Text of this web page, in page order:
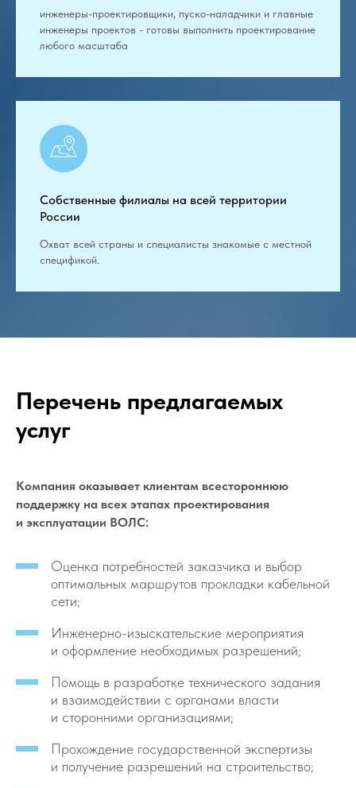
инженеры-проектировщики, пуско-наладчики и главные
инженеры проектов - готовы выполнить проектирование
любого масштаба
Собственные филиалы на всей территории
России
Охват всей страны и специалисты знакомые с местной
спецификой.
Перечень предлагаемых
услуг
Компания оказывает клиентам всестороннюю
поддержку на всех этапах проектирования
и эксплуатации ВОЛС:
Оценка потребностей заказчика и выбор
оптимальных маршрутов прокладки кабельной
сети;
Инженерно-изыскательские мероприятия
и оформление необходимых разрешений;
Помощь в разработке технического задания
и взаимодействии с органами власти
и сторонними организациями;
Прохождение государственной экспертизы
и получение разрешений на строительство;